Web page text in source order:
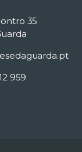
35
959